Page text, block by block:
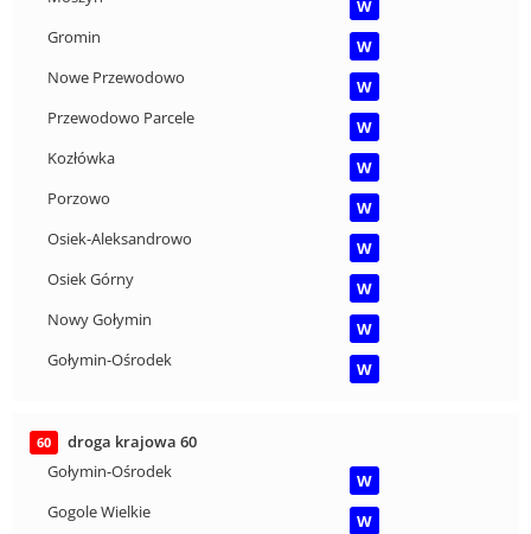
W
Gromin
W
Nowe Przewodowo
W
Przewodowo Parcele
W
Kozłówka
W
Porzowo
W
Osiek-Aleksandrowo
W
Osiek Górny
W
Nowy Gołymin
W
Gołymin-Ośrodek
W
60
droga krajowa 60
Gołymin-Ośrodek
W
Gogole Wielkie
W